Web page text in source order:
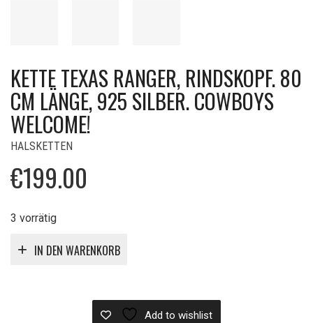
KETTE TEXAS RANGER, RINDSKOPF. 80
CM LÄNGE, 925 SILBER. COWBOYS
WELCOME!
HALSKETTEN
€199.00
3 vorrätig
IN DEN WARENKORB
Add to wishlist